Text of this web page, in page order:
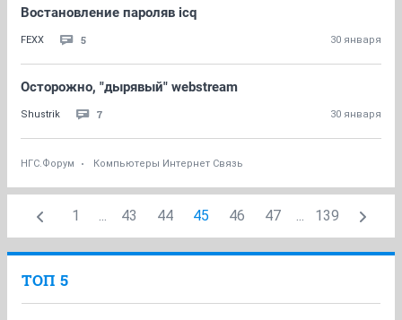
Востановление пароляв icq
FEXX 5 30 января
Осторожно, "дырявый" webstream
Shustrik 7 30 января
НГС.Форум Компьютеры Интернет Связь
1 ... 43 44 45 46 47 ... 139
ТОП 5